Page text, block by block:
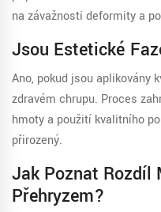
na závažnosti deformity a
Jsou Estetické
Ano, pokud jsou aplikovány
zdravém chrupu. Proces
hmoty a použití kvalitního
přirozený.
Jak Poznat Rozdíl
Přehryzem?